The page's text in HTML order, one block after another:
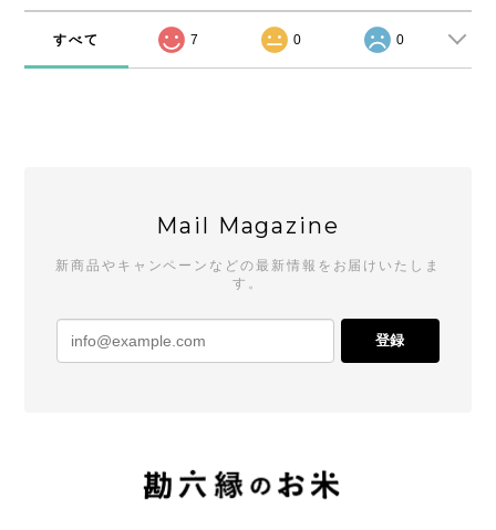
すべて 7 0 0
Mail Magazine
新商品やキャンペーンなどの最新情報をお届けいたしま
す。
登録